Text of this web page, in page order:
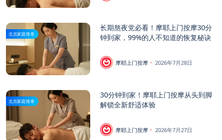
北京家庭推拿
长期熬夜党必看！摩耶上门按摩30分
钟到家，99%的人不知道的恢复秘诀
摩耶上门按摩 2026年7月28日
北京家庭推拿
30分钟到家！摩耶上门按摩从头到脚
解锁全新舒适体验
摩耶上门按摩 2026年7月27日